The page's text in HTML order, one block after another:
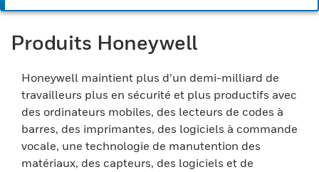
Produits Honeywell
Honeywell maintient plus d’un demi-milliard de
travailleurs plus en sécurité et plus productifs avec
des ordinateurs mobiles, des lecteurs de codes à
barres, des imprimantes, des logiciels à commande
vocale, une technologie de manutention des
matériaux, des capteurs, des logiciels et de